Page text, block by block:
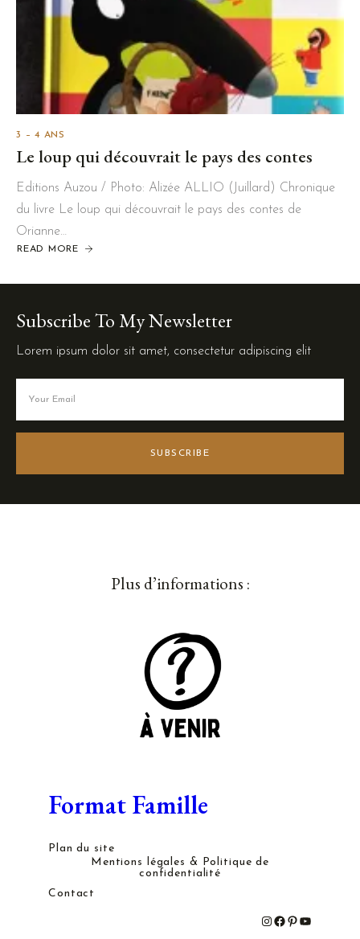
3 – 4 ANS
Le loup qui découvrait le pays des contes
Editions Auzou / Photo: Alizée ALLIO (Juillard) Chronique
du livre Le loup qui découvrait le pays des contes de
Orianne…
READ MORE
Subscribe To My Newsletter
Lorem ipsum dolor sit amet, consectetur adipiscing elit
SUBSCRIBE
Plus d’informations :
Format Famille
Plan du site
Mentions légales & Politique de
confidentialité
Contact
# # # #